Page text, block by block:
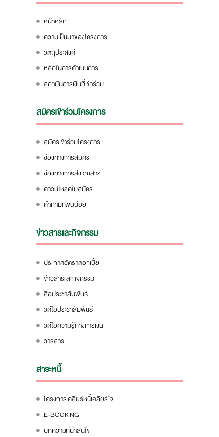
หน้าหลัก
ความเป็นมาของโครงการ
วัตถุประสงค์
หลักในการดำเนินการ
สถาบันการเงินที่เข้าร่วม
สมัครเข้าร่วมโครงการ
สมัครเข้าร่วมโครงการ
ช่องทางการสมัคร
ช่องทางการส่งเอกสาร
ดาวน์โหลดใบสมัคร
คำถามที่พบบ่อย
ข่าวสารและกิจกรรม
ประกาศอัตราดอกเบี้ย
ข่าวสารและกิจกรรม
สื่อประชาสัมพันธ์
วิดีโอประชาสัมพันธ์
วิดีโอความรู้ทางการเงิน
วารสาร
สาระหนี้
โครงการเคลียร์หนี้เคลียร์ใจ
E-BOOKING
บทความที่น่าสนใจ